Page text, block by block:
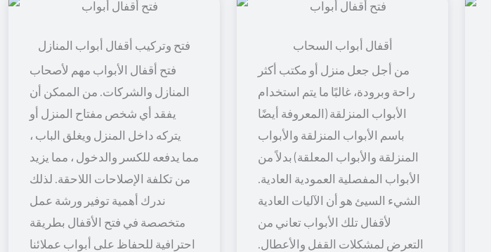
فتح وتركيب أقفال أبواب المنازل
فتح أقفال الأبواب مهم لأصحاب
المنازل والشركات. من الممكن أن
يفقد أي شخص مفتاح المنزل أو
يتركه داخل المنزل ويغلق الباب ،
مما يدفعه للكسر والدخول ، مما يزيد
من تكلفة الإصلاحات اللاحقة. لذلك
ندرك أهمية توفير ورشة عمل
متخصصة في فتح الأقفال بطريقة
احترافية للحفاظ على أبواب عملائنا
أقفال أبواب السحاب
من أجل جعل منزل أو مكتب أكثر
راحة وبرودة، غالبًا ما يتم استخدام
الأبواب المنزلقة (المعروفة أيضًا
باسم الأبواب المنزلقة والأبواب
المنزلقة والأبواب المعلقة) بدلاً من
الأبواب المفصلية العمودية العادية.
الشيء السيئ هو أن الآليات العادية
لأقفال تلك الأبواب تعاني من
التعرض لمشكلات القفل والأعطال.